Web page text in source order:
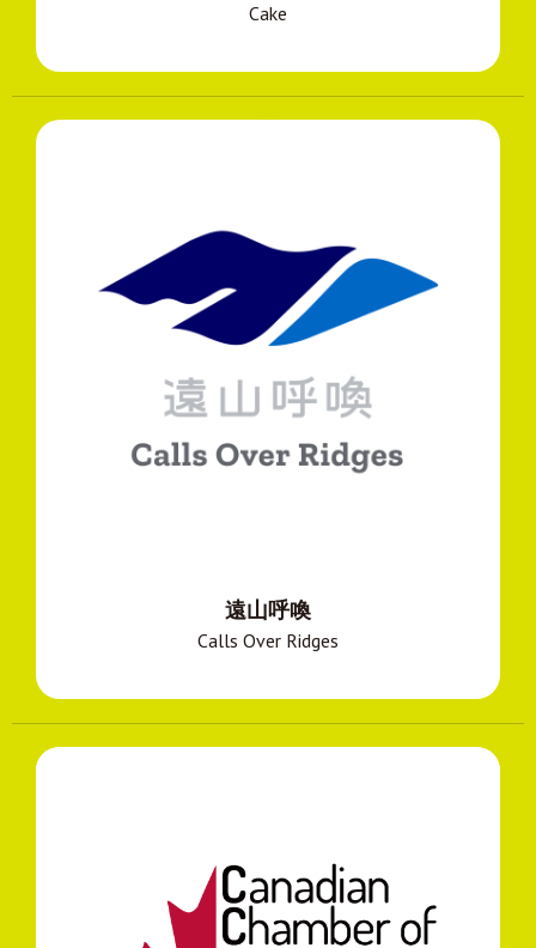
Cake
遠山呼喚
Calls Over Ridges